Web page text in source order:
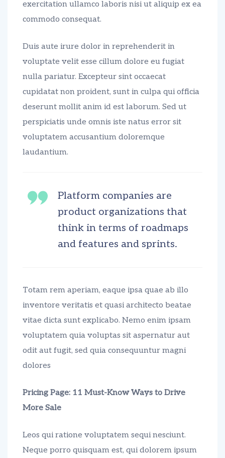
exercitation ullamco laboris nisi ut aliquip ex ea
commodo consequat.
Duis aute irure dolor in reprehenderit in
voluptate velit esse cillum dolore eu fugiat
nulla pariatur. Excepteur sint occaecat
cupidatat non proident, sunt in culpa qui officia
deserunt mollit anim id est laborum. Sed ut
perspiciatis unde omnis iste natus error sit
voluptatem accusantium doloremque
laudantium.
Platform companies are
product organizations that
think in terms of roadmaps
and features and sprints.
Totam rem aperiam, eaque ipsa quae ab illo
inventore veritatis et quasi architecto beatae
vitae dicta sunt explicabo. Nemo enim ipsam
voluptatem quia voluptas sit aspernatur aut
odit aut fugit, sed quia consequuntur magni
dolores
Pricing Page: 11 Must-Know Ways to Drive
More Sale
Leos qui ratione voluptatem sequi nesciunt.
Neque porro quisquam est, qui dolorem ipsum